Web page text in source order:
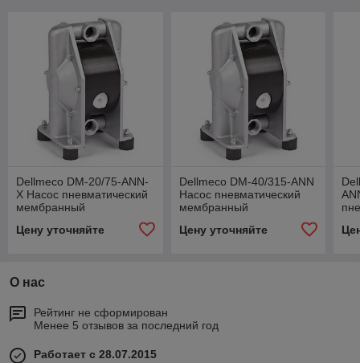
Dellmeco DM-20/75-ANN-
X Насос пневматический
мембранный
Цену уточняйте
Dellmeco DM-40/315-ANN
Насос пневматический
мембранный
Цену уточняйте
О нас
Рейтинг не сформирован
Менее 5 отзывов за последний год
Работает с 28.07.2015